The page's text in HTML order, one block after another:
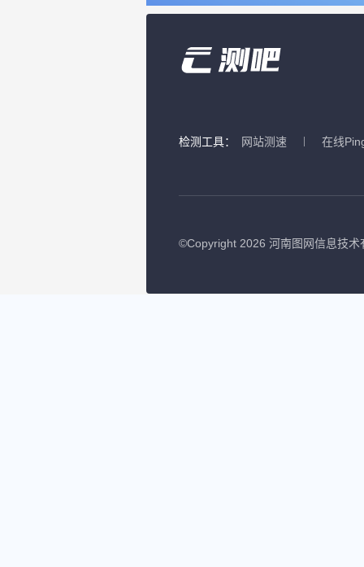
检测工具： 网站测速 在线
©Copyright 2026 河南图网信息技